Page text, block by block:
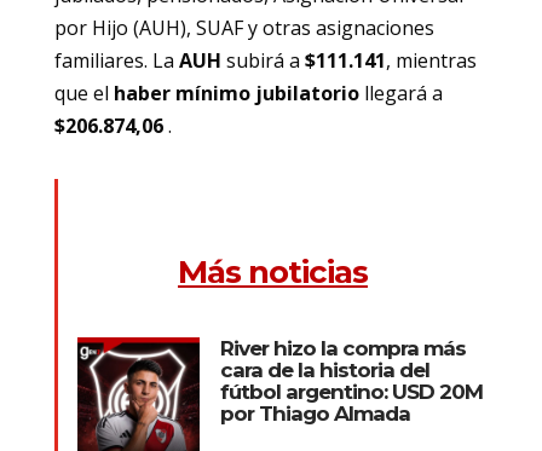
por Hijo (AUH), SUAF y otras asignaciones
familiares. La AUH subirá a $111.141, mientras
que el haber mínimo jubilatoriollegará a
$206.874,06.
Más noticias
River hizo la compra más
cara de la historia del
fútbol argentino: USD 20M
por Thiago Almada